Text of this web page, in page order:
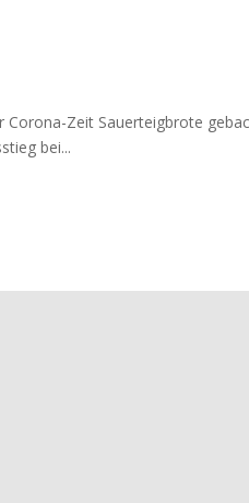
Zeit Sauerteigbrote
bei...